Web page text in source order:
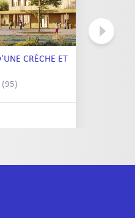
CRÈCHE ET
(95)